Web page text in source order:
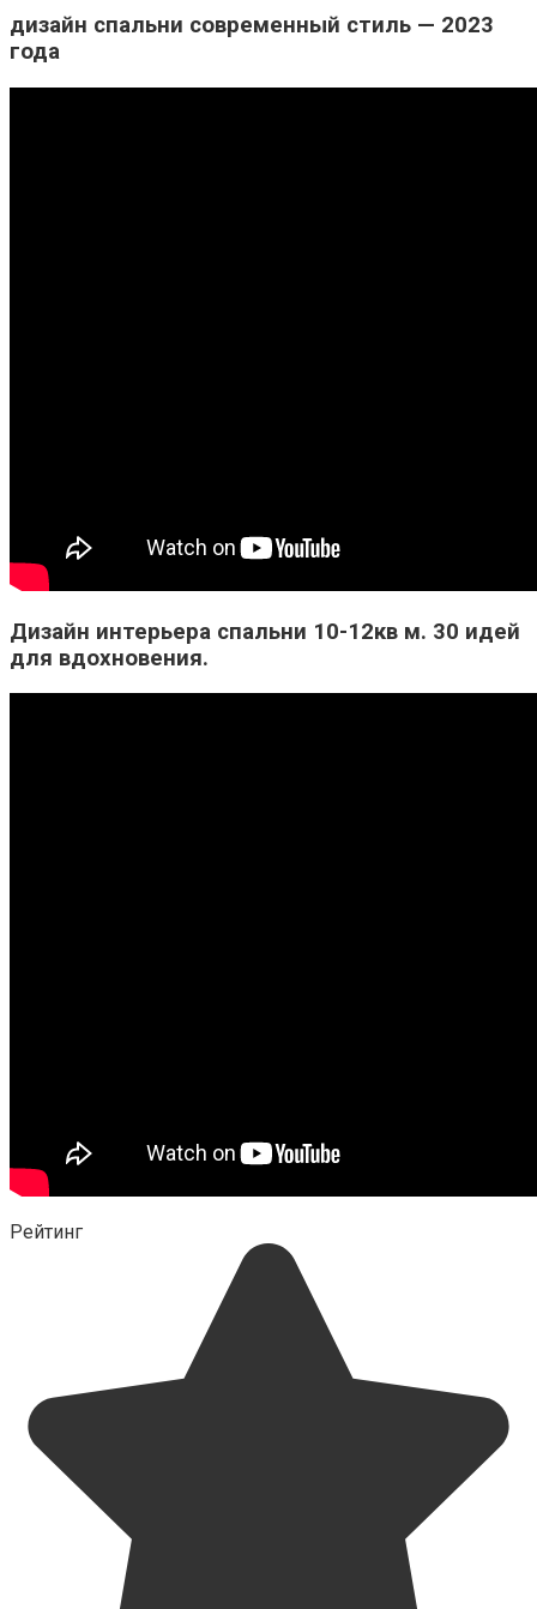
дизайн спальни современный стиль — 2023
года
Дизайн интерьера спальни 10-12кв м. 30 идей
для вдохновения.
Рейтинг